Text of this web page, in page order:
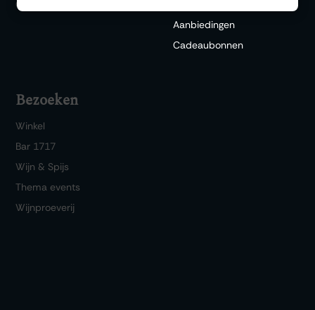
Over ons
Aanbiedingen
Cadeaubonnen
Bezoeken
Winkel
Bar 1717
Wijn & Spijs
Thema events
Wijnproeverij